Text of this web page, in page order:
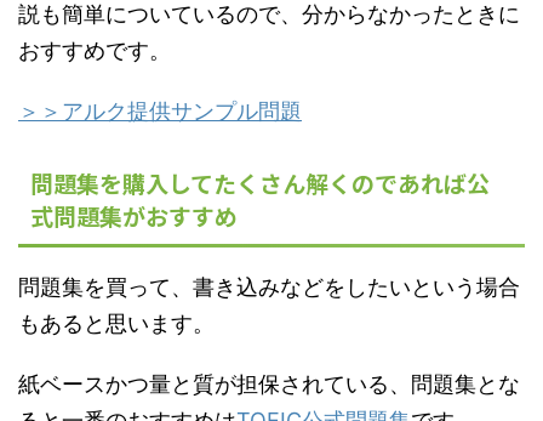
説も簡単についているので、分からなかったときに
おすすめです。
＞＞アルク提供サンプル問題
問題集を購入してたくさん解くのであれば公
式問題集がおすすめ
問題集を買って、書き込みなどをしたいという場合
もあると思います。
紙ベースかつ量と質が担保されている、問題集とな